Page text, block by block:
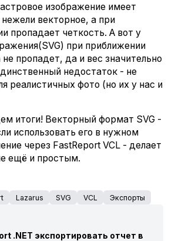
изображение имеет
векторное, а при
пропадает четкость. А вот у
при приближении
пропадет, да и вес значительно
недостаток - не
реалистичных фото (но их у нас и
итоги! Векторный формат SVG -
использовать его в нужном
через FastReport VCL - делает
ещё и простым.
Lazarus SVG VCL Экспорты
.NET экспортировать отчет в